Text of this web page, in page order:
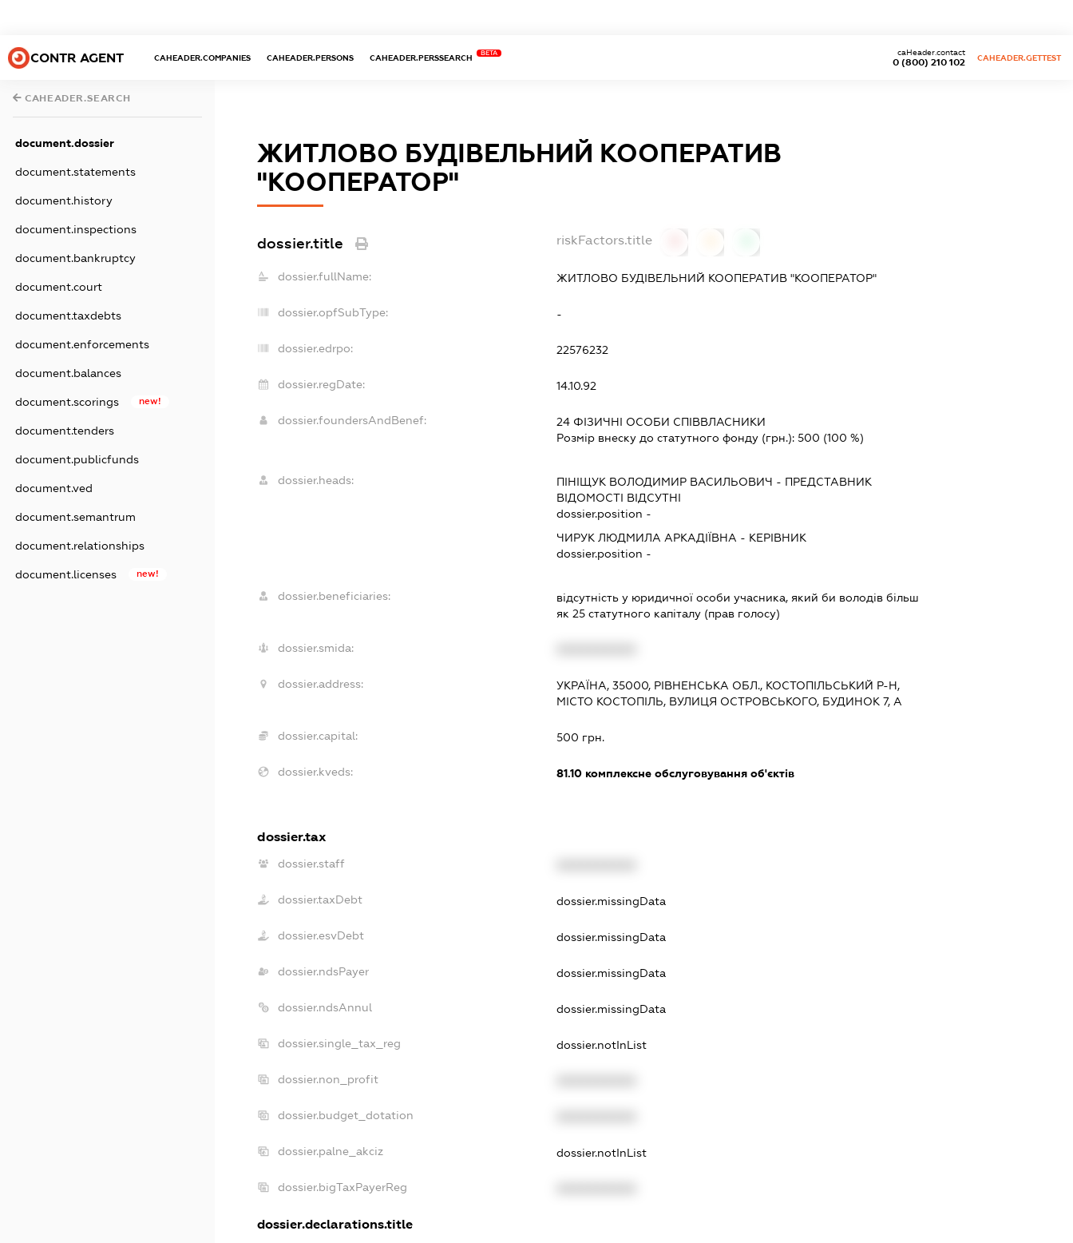
CONTR AGENT CAHEADER.COMPANIES CAHEADER.PERSONS CAHEADER.PERSSEARCH
BETA
0 (800) 210 102
caHeader.contact
CAHEADER.GETTEST
CAHEADER.SEARCH
document.dossier
document.statements
document.history
document.inspections
document.bankruptcy
document.court
document.taxdebts
document.enforcements
document.balances
document.scorings new!
document.tenders
document.publicfunds
document.ved
document.semantrum
document.relationships
document.licenses new!
ЖИТЛОВО БУДІВЕЛЬНИЙ КООПЕРАТИВ
"КООПЕРАТОР"
dossier.title riskFactors.title
dossier.fullName: ЖИТЛОВО БУДІВЕЛЬНИЙ КООПЕРАТИВ "КООПЕРАТОР"
dossier.opfSubType: -
dossier.edrpo: 22576232
dossier.regDate: 14.10.92
dossier.foundersAndBenef:
24 ФІЗИЧНІ ОСОБИ СПІВВЛАСНИКИ
Розмір внеску до статутного фонду (грн.):500 (100 %)
dossier.heads: ПІНІЩУК ВОЛОДИМИР ВАСИЛЬОВИЧ - ПРЕДСТАВНИК
ВІДОМОСТІ ВІДСУТНІ
dossier.position -
ЧИРУК ЛЮДМИЛА АРКАДІЇВНА - КЕРІВНИК
dossier.position -
dossier.beneficiaries:
відсутність у юридичної особи учасника, який би володів більш
як 25 статутного капіталу (прав голосу)
dossier.smida:
dossier.address:
УКРАЇНА, 35000, РІВНЕНСЬКА ОБЛ., КОСТОПІЛЬСЬКИЙ Р-Н,
МІСТО КОСТОПІЛЬ, ВУЛИЦЯ ОСТРОВСЬКОГО, БУДИНОК 7, А
dossier.capital: 500 грн.
dossier.kveds: 81.10 комплексне обслуговування об'єктів
dossier.tax
dossier.staff
dossier.taxDebt dossier.missingData
dossier.esvDebt dossier.missingData
dossier.ndsPayer dossier.missingData
dossier.ndsAnnul dossier.missingData
dossier.single_tax_reg dossier.notInList
dossier.non_profit
dossier.budget_dotation
dossier.palne_akciz dossier.notInList
dossier.bigTaxPayerReg
dossier.declarations.title